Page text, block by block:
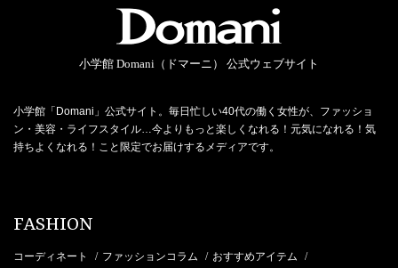
小学館 Domani（ドマーニ） 公式ウェブサイト
小学館「Domani」公式サイト。毎日忙しい40代の働く女性が、ファッショ
ン・美容・ライフスタイル…今よりもっと楽しくなれる！元気になれる！気
持ちよくなれる！こと限定でお届けするメディアです。
FASHION
コーディネート / ファッションコラム / おすすめアイテム /